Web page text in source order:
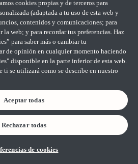
cookies propias y de terceros para
(adaptada a tu uso de esta web y
contenidos y comunicaciones; para
la web; y para recordar tus preferencias. Haz
para saber más o cambiar tu
de opinión en cualquier momento haciendo
disponible en la parte inferior de esta web.
ti se utilizará como se describe en nuestro
Aceptar todas
Rechazar todas
de cookies